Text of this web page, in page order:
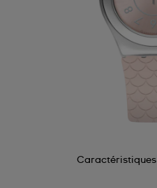
Caractéristiques